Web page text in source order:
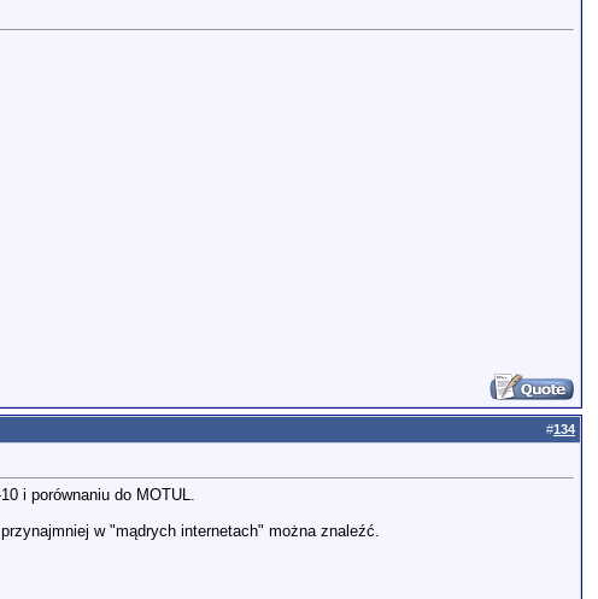
#134
i porównaniu do MOTUL.
w "mądrych internetach" można znaleźć.